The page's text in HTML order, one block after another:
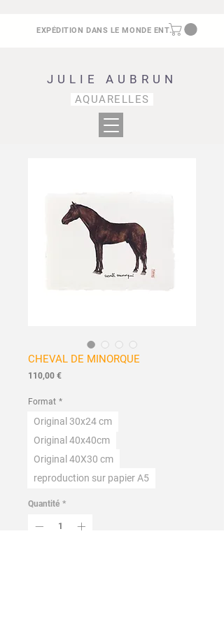
EXPÉDITION DANS LE MONDE ENTIER
JULIE AUBRUN
AQUARELLES
CHEVAL DE MINORQUE
110,00 €Prix
Format *
Original 30x24 cm
Original 40x40cm
Original 40X30 cm
reproduction sur papier A5
Quantité *